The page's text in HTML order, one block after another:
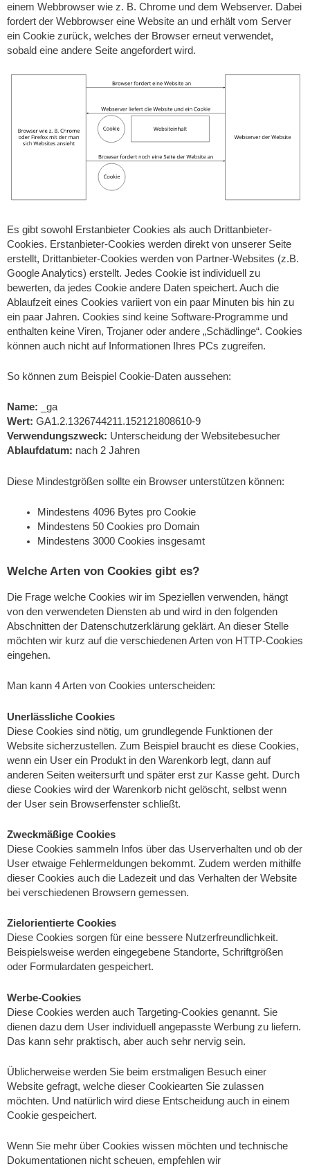
einem Webbrowser wie z. B. Chrome und dem Webserver. Dabei
fordert der Webbrowser eine Website an und erhält vom Server
ein Cookie zurück, welches der Browser erneut verwendet,
sobald eine andere Seite angefordert wird.
Es gibt sowohl Erstanbieter Cookies als auch Drittanbieter-
Cookies. Erstanbieter-Cookies werden direkt von unserer Seite
erstellt, Drittanbieter-Cookies werden von Partner-Websites (z.B.
Google Analytics) erstellt. Jedes Cookie ist individuell zu
bewerten, da jedes Cookie andere Daten speichert. Auch die
Ablaufzeit eines Cookies variiert von ein paar Minuten bis hin zu
ein paar Jahren. Cookies sind keine Software-Programme und
enthalten keine Viren, Trojaner oder andere „Schädlinge“. Cookies
können auch nicht auf Informationen Ihres PCs zugreifen.
So können zum Beispiel Cookie-Daten aussehen:
Name: _ga
Wert: GA1.2.1326744211.152121808610-9
Verwendungszweck: Unterscheidung der Websitebesucher
Ablaufdatum: nach 2 Jahren
Diese Mindestgrößen sollte ein Browser unterstützen können:
Mindestens 4096 Bytes pro Cookie
Mindestens 50 Cookies pro Domain
Mindestens 3000 Cookies insgesamt
Welche Arten von Cookies gibt es?
Die Frage welche Cookies wir im Speziellen verwenden, hängt
von den verwendeten Diensten ab und wird in den folgenden
Abschnitten der Datenschutzerklärung geklärt. An dieser Stelle
möchten wir kurz auf die verschiedenen Arten von HTTP-Cookies
eingehen.
Man kann 4 Arten von Cookies unterscheiden:
Unerlässliche Cookies
Diese Cookies sind nötig, um grundlegende Funktionen der
Website sicherzustellen. Zum Beispiel braucht es diese Cookies,
wenn ein User ein Produkt in den Warenkorb legt, dann auf
anderen Seiten weitersurft und später erst zur Kasse geht. Durch
diese Cookies wird der Warenkorb nicht gelöscht, selbst wenn
der User sein Browserfenster schließt.
Zweckmäßige Cookies
Diese Cookies sammeln Infos über das Userverhalten und ob der
User etwaige Fehlermeldungen bekommt. Zudem werden mithilfe
dieser Cookies auch die Ladezeit und das Verhalten der Website
bei verschiedenen Browsern gemessen.
Zielorientierte Cookies
Diese Cookies sorgen für eine bessere Nutzerfreundlichkeit.
Beispielsweise werden eingegebene Standorte, Schriftgrößen
oder Formulardaten gespeichert.
Werbe-Cookies
Diese Cookies werden auch Targeting-Cookies genannt. Sie
dienen dazu dem User individuell angepasste Werbung zu liefern.
Das kann sehr praktisch, aber auch sehr nervig sein.
Üblicherweise werden Sie beim erstmaligen Besuch einer
Website gefragt, welche dieser Cookiearten Sie zulassen
möchten. Und natürlich wird diese Entscheidung auch in einem
Cookie gespeichert.
Wenn Sie mehr über Cookies wissen möchten und technische
Dokumentationen nicht scheuen, empfehlen wir